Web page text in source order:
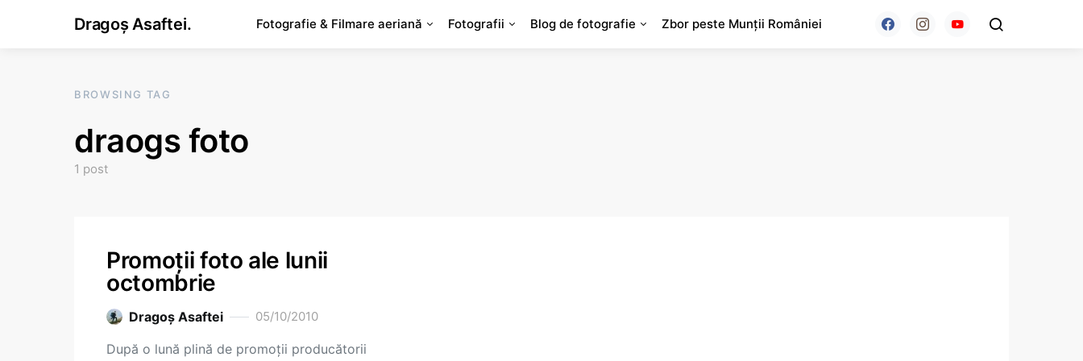
Dragoș Asaftei. Fotografie & Filmare aeriană Fotografii Blog de fotografie Zbor peste Munții României
BROWSING TAG
draogs foto
1 post
Promoţii foto ale lunii
octombrie
Dragoş Asaftei 05/10/2010
După o lună plină de promoţii producătorii